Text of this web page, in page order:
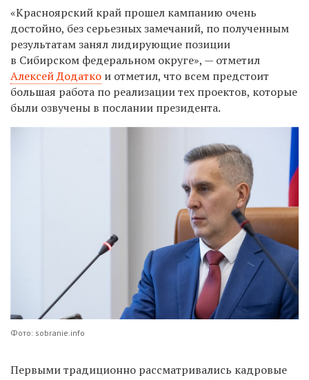
«Красноярский край прошел кампанию очень
достойно, без серьезных замечаний, по полученным
результатам занял лидирующие позиции
в Сибирском федеральном округе», — отметил
Алексей Додатко и отметил, что всем предстоит
большая работа по реализации тех проектов, которые
были озвучены в послании президента.
Фото: sobranie.info
Первыми традиционно рассматривались кадровые